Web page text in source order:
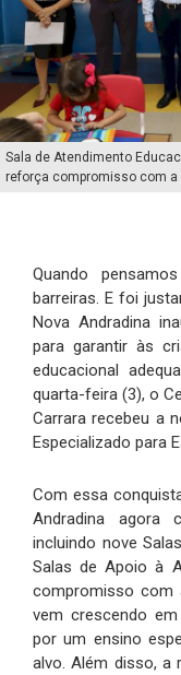
Sala de Atendimento
reforça compromisso com
Quando
barreiras. E foi
Nova Andradina
para garantir às
educacional
quarta-feira (3), o
Carrara recebeu a
Especializado para
Com essa
Andradina agora
incluindo nove
Salas de Apoio à
compromisso com
vem crescendo
por um ensino
alvo. Além disso, a